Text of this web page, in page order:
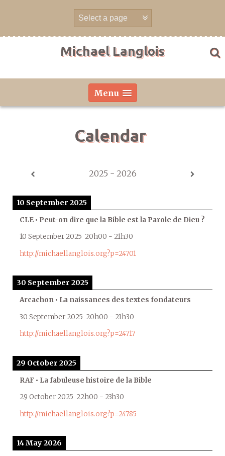
Michael Langlois
Menu
Calendar
2025 - 2026
10 September 2025
CLE • Peut-on dire que la Bible est la Parole de Dieu ?
10 September 2025 20h00 - 21h30
http://michaellanglois.org?p=24701
30 September 2025
Arcachon • La naissances des textes fondateurs
30 September 2025 20h00 - 21h30
http://michaellanglois.org?p=24717
29 October 2025
RAF • La fabuleuse histoire de la Bible
29 October 2025 22h00 - 23h30
http://michaellanglois.org?p=24785
14 May 2026